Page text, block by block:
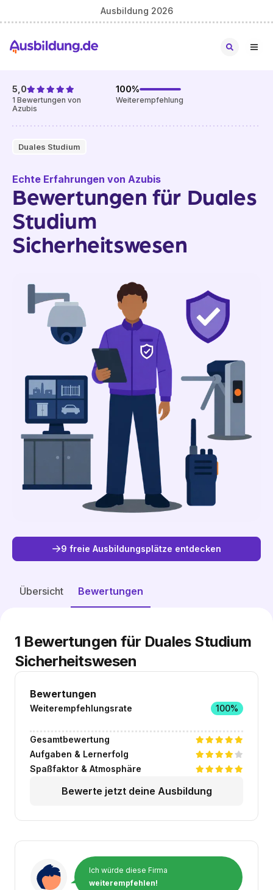
Ausbildung 2026
Duales Studium
5,0
1 Bewertungen von
Azubis
100%
Weiterempfehlung
Echte Erfahrungen von Azubis
Bewertungen für Duales
Studium
Sicherheitswesen
9 freie Ausbildungsplätze entdecken
Übersicht Bewertungen
Bewertungen
Weiterempfehlungsrate 100%
Gesamtbewertung
Aufgaben & Lernerfolg
Spaßfaktor & Atmosphäre
Bewerte jetzt deine Ausbildung
1 Bewertungen für Duales Studium
Sicherheitswesen
Ich würde diese Firma
weiterempfehlen!